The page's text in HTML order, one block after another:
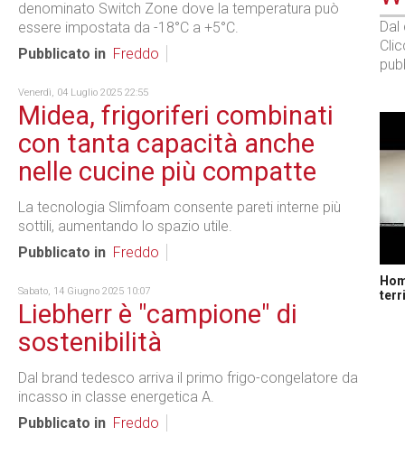
denominato Switch Zone dove la temperatura può
essere impostata da -18°C a +5°C.
Pubblicato in Freddo
Venerdì, 04 Luglio 2025 22:55
Midea, frigoriferi combinati
con tanta capacità anche
nelle cucine più compatte
La tecnologia Slimfoam consente pareti interne più
sottili, aumentando lo spazio utile.
Pubblicato in Freddo
Sabato, 14 Giugno 2025 10:07
Liebherr è "campione" di
sostenibilità
Dal brand tedesco arriva il primo frigo-congelatore da
incasso in classe energetica A.
Pubblicato in Freddo